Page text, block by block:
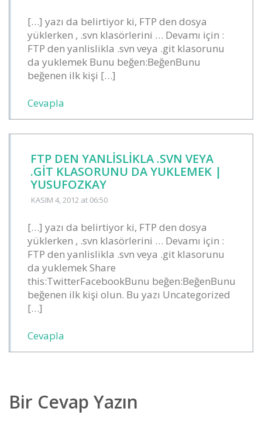
[…] yazı da belirtiyor ki, FTP den dosya
yüklerken , .svn klasörlerini … Devamı için :
FTP den yanlislikla .svn veya .git klasorunu
da yuklemek Bunu beğen:BeğenBunu
beğenen ilk kişi […]
Cevapla
FTP DEN YANLISLIKLA .SVN VEYA
.GIT KLASORUNU DA YUKLEMEK |
YUSUFOZKAY
KASIM 4, 2012 at 06:50
[…] yazı da belirtiyor ki, FTP den dosya
yüklerken , .svn klasörlerini … Devamı için :
FTP den yanlislikla .svn veya .git klasorunu
da yuklemek Share
this:TwitterFacebookBunu beğen:BeğenBunu
beğenen ilk kişi olun. Bu yazı Uncategorized
[…]
Cevapla
Bir Cevap Yazın